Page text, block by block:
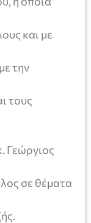
και με
την
τους
Γεώργιος
σε θέματα